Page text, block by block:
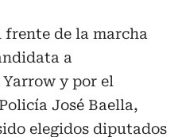
frente de la marcha
a
y por el
José Baella,
elegidos diputados